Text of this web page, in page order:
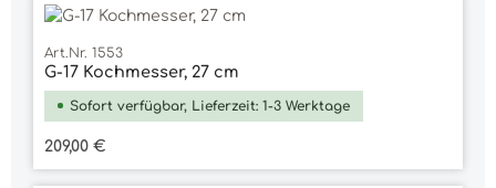
Art.Nr. 1553
G-17 Kochmesser, 27 cm
Sofort verfügbar, Lieferzeit: 1-3 Werktage
Regulärer Preis:
209,00 €